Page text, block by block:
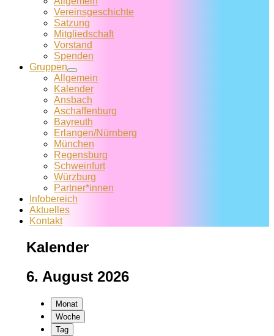
Vereins­geschichte
Satzung
Mitglied­schaft
Vorstand
Spenden
Gruppen
Allgemein
Kalender
Ansbach
Aschaffenburg
Bayreuth
Erlangen/Nürnberg
München
Regensburg
Schweinfurt
Würzburg
Partner*innen
Infobereich
Aktuelles
Kontakt
Kalender
6. August 2026
Monat
Woche
Tag